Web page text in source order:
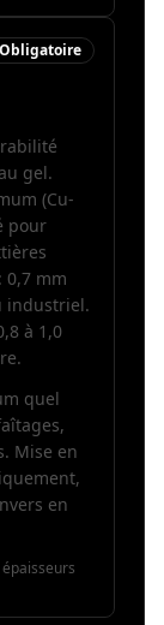
Obligatoire
gel.
(Cu-
pour
0,7 mm
industriel.
à 1,0
quel
Mise en
en